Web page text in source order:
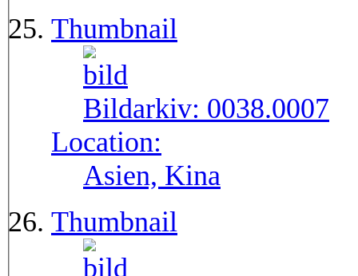
Thumbnail
Bildarkiv: 0038.0007
Location:
Asien, Kina
Thumbnail